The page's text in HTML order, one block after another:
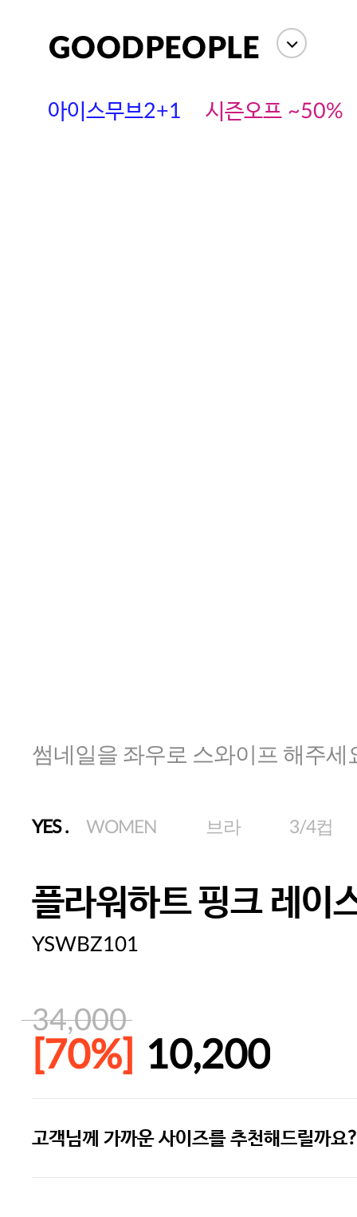
아이스무브2+1 시즌오프 ~50%
썸네일을 좌우로 스와이프 해주세
YES. WOMEN 브라 3/4컵
플라워하트 핑크 레이
YSWBZ101
34,000
[70%] 10,200
주말특가 20%(8.7~8.9)/5만원 이
고객님께 가까운 사이즈를 추천해드릴까요?